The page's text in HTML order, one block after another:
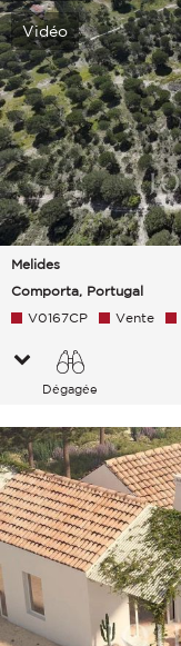
Vidéo
Melides
Comporta, Portugal
V0167CP Vente
Dégagée